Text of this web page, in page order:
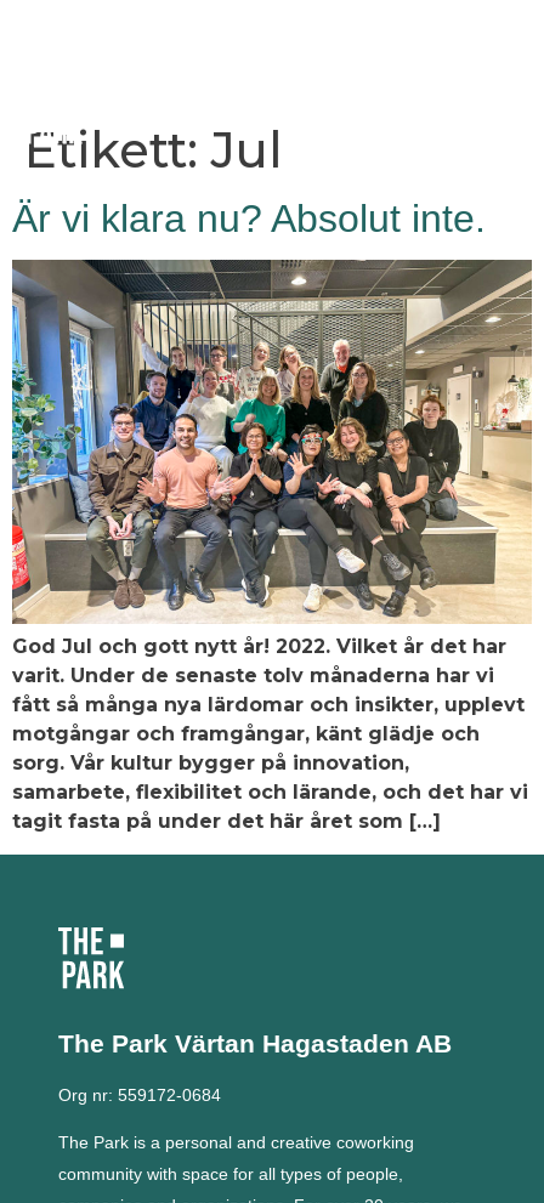
Etikett:Jul
Är vi klara nu? Absolut inte.
God Jul och gott nytt år! 2022. Vilket år det har
varit. Under de senaste tolv månaderna har vi
fått så många nya lärdomar och insikter, upplevt
motgångar och framgångar, känt glädje och
sorg. Vår kultur bygger på innovation,
samarbete, flexibilitet och lärande, och det har vi
tagit fasta på under det här året som […]
The Park Värtan Hagastaden AB
Org nr: 559172-0684
The Park is a personal and creative coworking
community with space for all types of people,